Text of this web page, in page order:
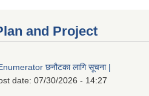
and Project
छनौटका लागि सूचना |
date: 07/30/2026 - 14:27